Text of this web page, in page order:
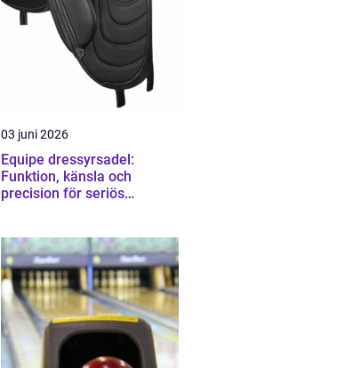
03 juni 2026
Equipe dressyrsadel:
Funktion, känsla och
precision för seriös